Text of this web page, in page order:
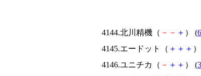
4144.北川精機（ － － ＋ ） (
4145.エードット（ ＋ ＋ ＋
4146.ユニチカ（ － ＋ ＋ ） (